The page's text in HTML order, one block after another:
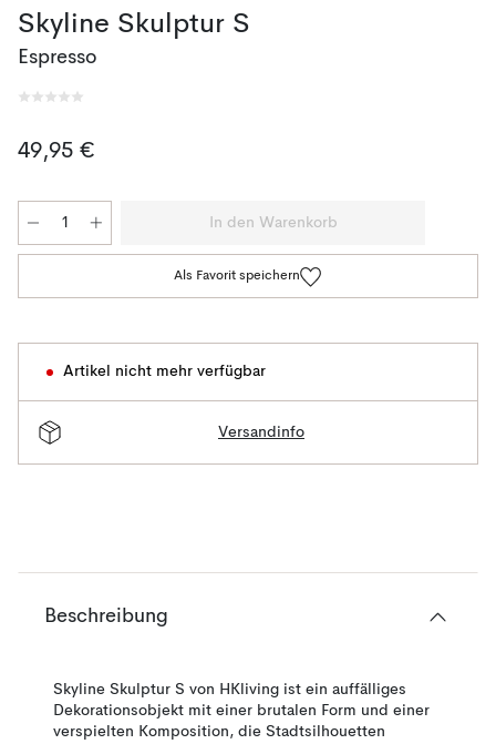
Skyline Skulptur S
Espresso
49,95 €
In den Warenkorb
Als Favorit speichern
Artikel nicht mehr verfügbar
Versandinfo
Beschreibung
Skyline Skulptur S von HKliving ist ein auffälliges
Dekorationsobjekt mit einer brutalen Form und einer
verspielten Komposition, die Stadtsilhouetten